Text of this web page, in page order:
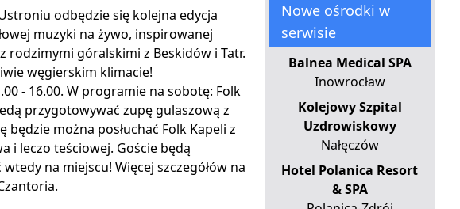
odbędzie się kolejna edycja
muzyki na żywo, inspirowanej
rodzimymi góralskimi z Beskidów i Tatr.
węgierskim klimacie!
- 16.00. W programie na sobotę: Folk
przygotowywać zupę gulaszową z
można posłuchać Folk Kapeli z
i leczo teściowej. Goście będą
na miejscu! Więcej szczegółów na
Nowe ośrodki w
serwisie
Balnea Medical SPA
Inowrocław
Kolejowy Szpital
Uzdrowiskowy
Nałęczów
Hotel Polanica Resort
& SPA